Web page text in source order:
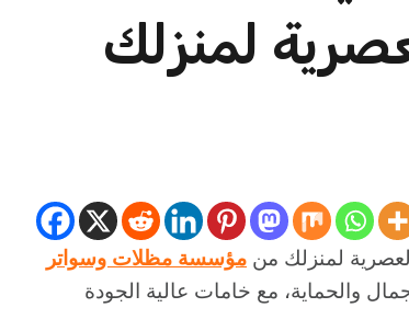
لمنزلك
لمنزلك من مؤسسة مظلات وسواتر
والحماية، مع خامات عالية الجودة